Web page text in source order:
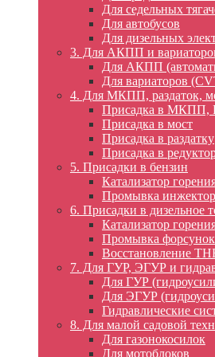
Для седельных
Для автобусов
Для дизельных
3. Для АКПП и
Для АКПП
Для вариаторов
4. Для МКПП, раздаток,
Присадка в МКПП,
Присадка в мост
Присадка в раздатку
Присадка в
5. Присадки в бензин
Катализатор
Промывка
6. Присадки в дизельное
Катализатор
Промывка форсунок
Восстановление
7. Для ГУР, ЭГУР и
Для ГУР
Для ЭГУР
Гидравлические
8. Для малой садовой
Для газонокосилок
Для мотоблоков